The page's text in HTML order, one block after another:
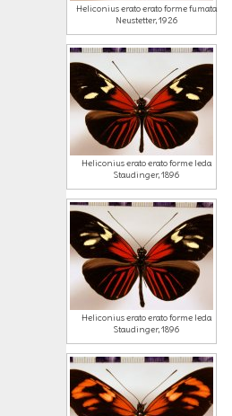
Heliconius erato erato forme fumata
Neustetter, 1926
Heliconius erato erato forme leda
Staudinger, 1896
Heliconius erato erato forme leda
Staudinger, 1896